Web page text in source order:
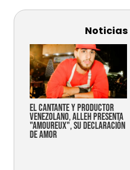
Noticias
EL CANTANTE Y PRODUCTOR
VENEZOLANO, ALLEH PRESENTA
"AMOUREUX", SU DECLARACIÓN
DE AMOR